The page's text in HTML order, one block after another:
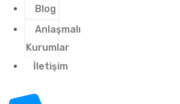
Blog
Anlaşmalı
Kurumlar
İletişim